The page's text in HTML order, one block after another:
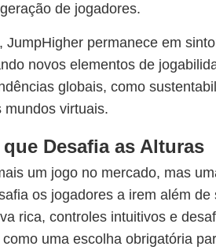
de jogadores.
JumpHigher permanece em
novos elementos de
globais, como
mundos virtuais.
Desafia as Alturas
um jogo no mercado, mas
os jogadores a irem além de
rica, controles intuitivos e
uma escolha obrigatória